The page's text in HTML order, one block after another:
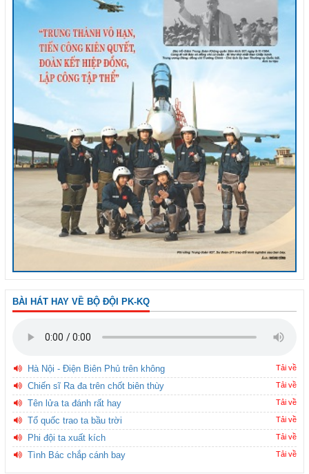
BÀI HÁT HAY VỀ BỘ ĐỘI PK-KQ
Hà Nội - Điện Biên Phủ trên không Tải về
Chiến sĩ Ra đa trên chốt biên thùy Tải về
Tên lửa ta đánh rất hay Tải về
Tổ quốc trao ta bầu trời Tải về
Phi đội ta xuất kích Tải về
Tình Bác chắp cánh bay Tải về